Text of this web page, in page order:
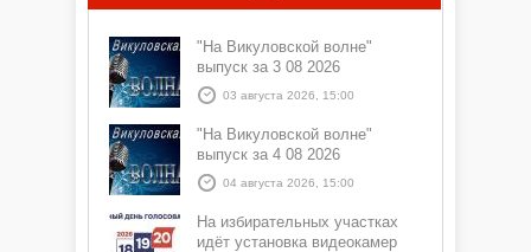
"На Викуловской волне"
выпуск за 3 08 2026
03 августа 2026, 15:00
"На Викуловской волне"
выпуск за 4 08 2026
04 августа 2026, 15:00
На избирательных участках
идёт установка видеокамер